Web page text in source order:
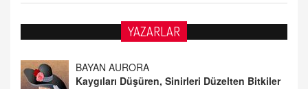
YAZARLAR
DOKTOR CİVANIM
Mastürbasyon ve Tatmin: Bir Keşif Yolculuğu